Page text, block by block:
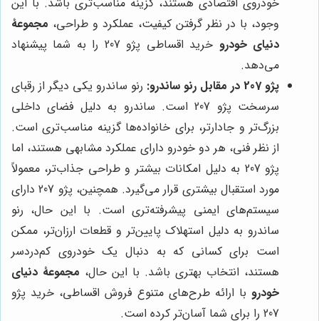
وجود، با در نظر گرفتن کیفیت، عملکرد و طراحی، مجموعۀ
دنیای خودرو
خرید اقساطی پژو 207 را به شما پیشنهاد
می‌دهد.
پژو 207 در مقابل رنو ساندرو:
رنو ساندرو یکی دیگر از رقبای
سرسخت پژو 207 است. ساندرو به دلیل فضای داخلی
بزرگ‌تر و جادارتر، برای خانواده‌ها گزینه مناسب‌تری است.
از نظر فنی، هر دو خودرو دارای عملکرد مشابهی هستند، اما
پژو 207 به دلیل امکانات بیشتر و طراحی جذاب‌تر، معمولاً
مورد استقبال بیشتری قرار می‌گیرد. همچنین، پژو 207 دارای
سیستم‌های ایمنی پیشرفته‌تری است. با این حال، رنو
ساندرو به دلیل استهلاک پایین‌تر و قطعات ارزان‌تر، ممکن
است برای کسانی که به دنبال یک خودروی کم‌دردسر
هستند، انتخاب بهتری باشد. با این حال، مجموعۀ دنیای
خودرو با ارائه طرح‌های متنوع فروش اقساطی، خرید پژو
207 را برای شما آسان‌تر کرده است.